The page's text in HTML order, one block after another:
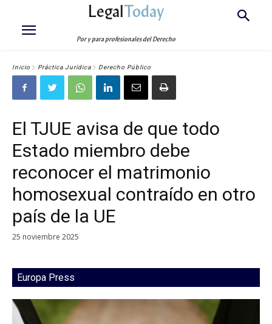
LegalToday
Por y para profesionales del Derecho
Inicio Práctica Jurídica Derecho Público
El TJUE avisa de que todo
Estado miembro debe
reconocer el matrimonio
homosexual contraído en otro
país de la UE
25 noviembre 2025
Europa Press